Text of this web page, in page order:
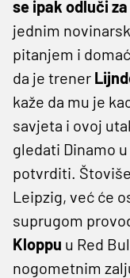
se ipak odluči
jednim
pitanjem i
da je trener
kaže da mu je
savjeta i ovoj
gledati Dinamo
potvrditi.
Leipzig, već će
suprugom
Kloppu u Red
nogometnim